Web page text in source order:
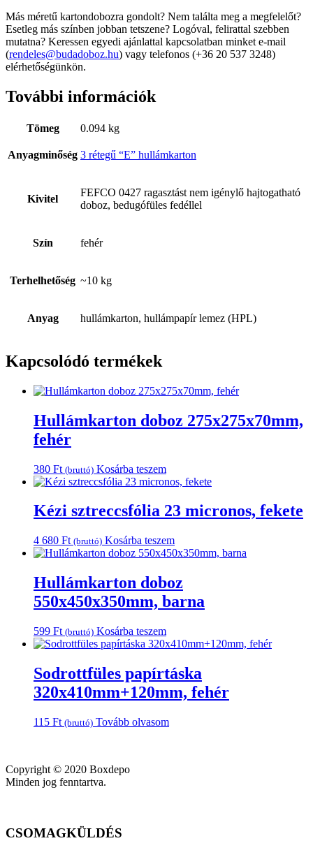
Más méretű kartondobozra gondolt? Nem találta meg a megfelelőt?
Esetleg más színben jobban tetszene? Logóval, felirattal szebben
mutatna? Keressen egyedi ajánlattal kapcsolatban minket e-mail
(rendeles@budadoboz.hu) vagy telefonos (+36 20 537 3248)
elérhetőségünkön.
További információk
Tömeg 0.094 kg
Anyagminőség 3 rétegű “E” hullámkarton
Kivitel
FEFCO 0427 ragasztást nem igénylő hajtogatható
doboz, bedugófüles fedéllel
Szín fehér
Terhelhetőség ~10 kg
Anyag hullámkarton, hullámpapír lemez (HPL)
Kapcsolódó termékek
Hullámkarton doboz 275x275x70mm,
fehér
380 Ft (bruttó) Kosárba teszem
Kézi sztreccsfólia 23 micronos, fekete
4 680 Ft (bruttó) Kosárba teszem
Hullámkarton doboz
550x450x350mm, barna
599 Ft (bruttó) Kosárba teszem
Sodrottfüles papírtáska
320x410mm+120mm, fehér
115 Ft (bruttó) Tovább olvasom
Copyright © 2020 Boxdepo
Minden jog fenntartva.
CSOMAGKÜLDÉS